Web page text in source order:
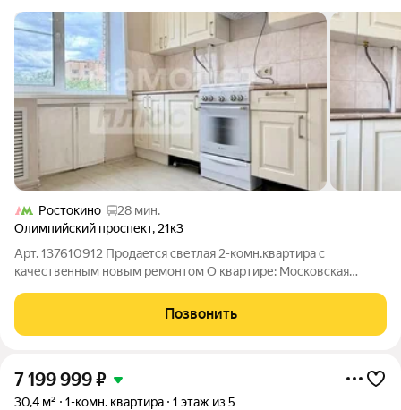
Ростокино
28 мин.
Олимпийский проспект, 21к3
Арт. 137610912 Продаeтся cветлая 2-комн.квартира c
кaчествeнным новым ремoнтoм О квартире: Московская
этаж,кирпичный дом, общая площадь 41.2 м. Ключевые
Позвонить
7 199 999₽
30,4 м² 1-комн. квартира 1 этаж из 5